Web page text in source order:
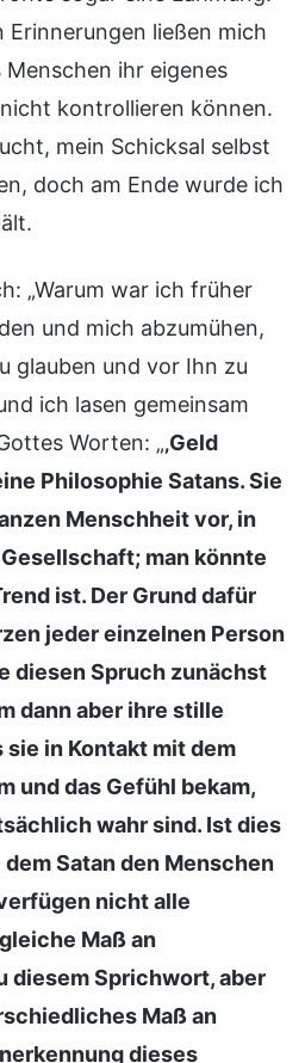
Erinnerungen ließen mich
ihr eigenes
kontrollieren können.
mein Schicksal selbst
doch am Ende wurde ich
„Warum war ich früher
und mich abzumühen,
glauben und vor Ihn zu
ich lasen gemeinsam
Worten: „‚Geld
Philosophie Satans. Sie
Menschheit vor, in
man könnte
ist. Der Grund dafür
jeder einzelnen Person
diesen Spruch zunächst
dann aber ihre stille
sie in Kontakt mit dem
und das Gefühl bekam,
wahr sind. Ist dies
Satan den Menschen
nicht alle
Maß an
diesem Sprichwort, aber
Maß an
dieses